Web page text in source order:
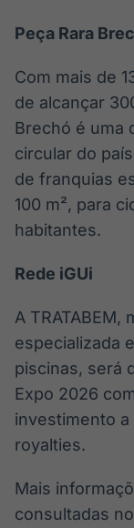
Peça Rara
Com mais de
de alcançar
Brechó é uma
circular do
de franquias
100 m², para
habitantes.
Rede iGUi
A TRATABEM,
especializada
piscinas, será
Expo 2026
investimento a
royalties.
Mais
consultadas no